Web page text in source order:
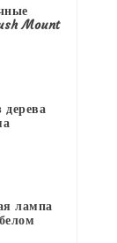
Mount
дерева
лампа